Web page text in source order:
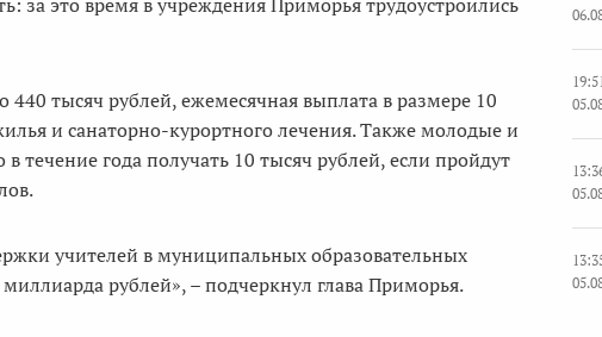
тысяч рублей, ежемесячная выплата в размере 10
и санаторно-курортного лечения. Также молодые и
течение года получать 10 тысяч рублей, если пройдут
учителей в муниципальных образовательных
рублей», – подчеркнул глава Приморья.
19:51